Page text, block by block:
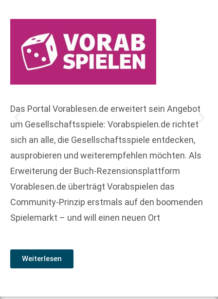
Das Portal Vorablesen.de erweitert sein Angebot
um Gesellschaftsspiele: Vorabspielen.de richtet
sich an alle, die Gesellschaftsspiele entdecken,
ausprobieren und weiterempfehlen möchten. Als
Erweiterung der Buch-Rezensionsplattform
Vorablesen.de überträgt Vorabspielen das
Community-Prinzip erstmals auf den boomenden
Spielemarkt – und will einen neuen Ort
Weiterlesen